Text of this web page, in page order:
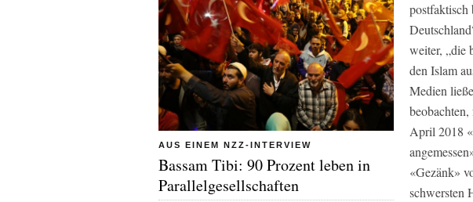
AUS EINEM NZZ-INTERVIEW
Bassam Tibi: 90 Prozent leben in
Parallelgesellschaften
postfaktisch
weiter, „die
den Islam
Medien
April 2018
«Gezänk»
schwersten